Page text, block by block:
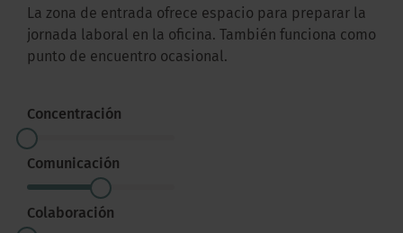
La zona de entrada ofrece espacio para preparar la
jornada laboral en la oficina. También funciona como
punto de encuentro ocasional.
Concentración
Comunicación
Colaboración